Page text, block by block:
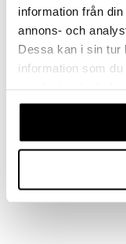
information från
annons- och
Dessa kan i sin tur
information som
våra cookies vid
Helikopter Blå
kr 399